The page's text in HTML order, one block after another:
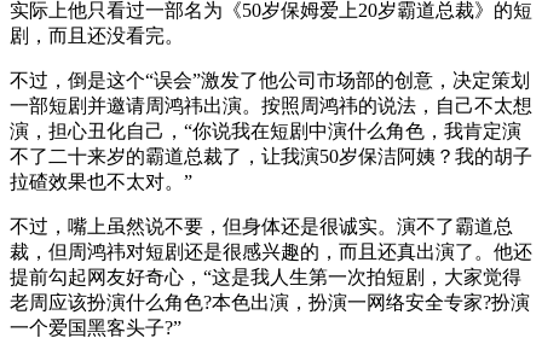
实际上他只看过一部名为《50岁保姆爱上20岁霸道总裁》的短
剧，而且还没看完。
不过，倒是这个“误会”激发了他公司市场部的创意，决定策划
一部短剧并邀请周鸿祎出演。按照周鸿祎的说法，自己不太想
演，担心丑化自己，“你说我在短剧中演什么角色，我肯定演
不了二十来岁的霸道总裁了，让我演50岁保洁阿姨？我的胡子
拉碴效果也不太对。”
不过，嘴上虽然说不要，但身体还是很诚实。演不了霸道总
裁，但周鸿祎对短剧还是很感兴趣的，而且还真出演了。他还
提前勾起网友好奇心，“这是我人生第一次拍短剧，大家觉得
老周应该扮演什么角色?本色出演，扮演一网络安全专家?扮演
一个爱国黑客头子?”